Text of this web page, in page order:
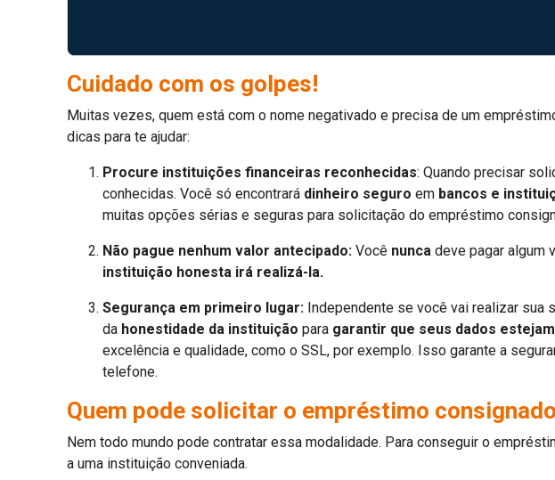
Cuidado com os golpes!
Muitas vezes, quem está com o nome negativado e precisa de um
dicas para te ajudar:
Procure instituições financeiras reconhecidas: Quando precisar
conhecidas. Você só encontrará dinheiro seguro em bancos e
muitas opções sérias e seguras para solicitação do empréstimo
Não pague nenhum valor antecipado: Você nunca deve pagar algum
instituição honesta irá realizá-la.
Segurança em primeiro lugar: Independente se você vai realizar
da honestidade da instituição para garantir que seus dados
excelência e qualidade, como o SSL, por exemplo. Isso garante a
telefone.
Quem pode solicitar o empréstimo
Nem todo mundo pode contratar essa modalidade. Para conseguir o
a uma instituição conveniada.